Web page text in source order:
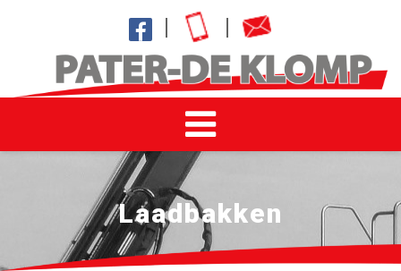
Laadbakken